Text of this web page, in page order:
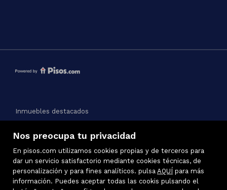
Nos preocupa tu privacidad
En pisos.com utilizamos cookies propias y de terceros para
dar un servicio satisfactorio mediante cookies técnicas, de
personalización y para fines analíticos. pulsa AQUÍ para más
información. Puedes aceptar todas las cookis pulsando el
Inmuebles destacados
Aviso legal
Favoritos
Política de cookies